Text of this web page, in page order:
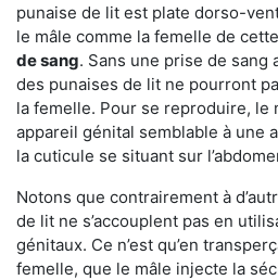
punaise de lit est plate dorso-
le mâle comme la femelle de
de sang. Sans une prise de
des punaises de lit ne pourront
la femelle. Pour se reproduire, le
appareil génital semblable à une
la cuticule se situant sur
Notons que contrairement à
de lit ne s’accouplent pas en
génitaux. Ce n’est qu’en
femelle, que le mâle injecte la